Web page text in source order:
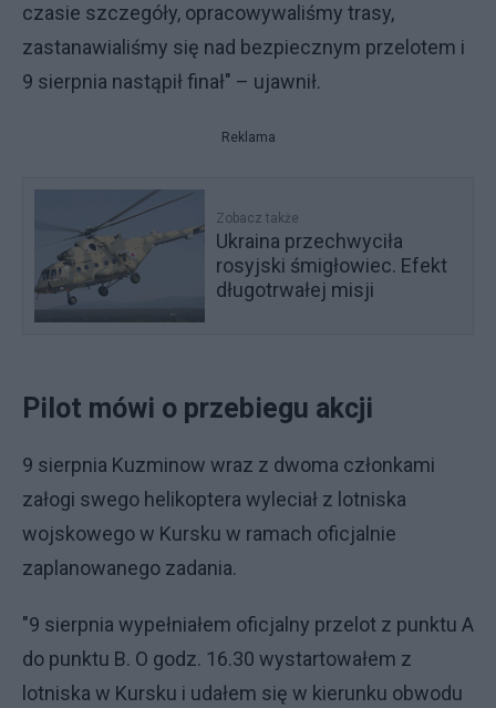
czasie szczegóły, opracowywaliśmy trasy,
zastanawialiśmy się nad bezpiecznym przelotem i
9 sierpnia nastąpił finał" – ujawnił.
Reklama
Zobacz także
Ukraina przechwyciła
rosyjski śmigłowiec. Efekt
długotrwałej misji
Pilot mówi o przebiegu akcji
9 sierpnia Kuzminow wraz z dwoma członkami
załogi swego helikoptera wyleciał z lotniska
wojskowego w Kursku w ramach oficjalnie
zaplanowanego zadania.
"9 sierpnia wypełniałem oficjalny przelot z punktu A
do punktu B. O godz. 16.30 wystartowałem z
lotniska w Kursku i udałem się w kierunku obwodu